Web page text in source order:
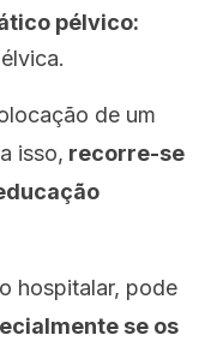
pélvico:
de um
isso, recorre-se
hospitalar, pode
se os